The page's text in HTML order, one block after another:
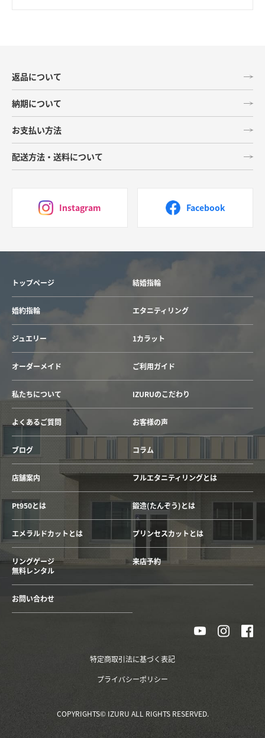
返品について
納期について
お支払い方法
配送方法・送料について
Instagram Facebook
トップページ 結婚指輪
婚約指輪 エタニティリング
ジュエリー 1カラット
オーダーメイド ご利用ガイド
私たちについて IZURUのこだわり
よくあるご質問 お客様の声
ブログ コラム
店舗案内 フルエタニティリングとは
Pt950とは 鍛造(たんぞう)とは
エメラルドカットとは プリンセスカットとは
リングゲージ
無料レンタル
来店予約
お問い合わせ
特定商取引法に基づく表記
プライバシーポリシー
COPYRIGHTS© IZURU ALL RIGHTS RESERVED.